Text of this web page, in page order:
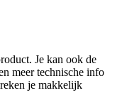
Je kan ook de
meer technische info
je makkelijk